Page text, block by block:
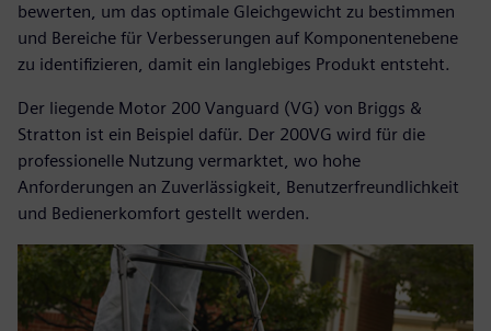
bewerten, um das optimale Gleichgewicht zu bestimmen
und Bereiche für Verbesserungen auf Komponentenebene
zu identifizieren, damit ein langlebiges Produkt entsteht.
Der liegende Motor 200 Vanguard (VG) von Briggs &
Stratton ist ein Beispiel dafür. Der 200VG wird für die
professionelle Nutzung vermarktet, wo hohe
Anforderungen an Zuverlässigkeit, Benutzerfreundlichkeit
und Bedienerkomfort gestellt werden.